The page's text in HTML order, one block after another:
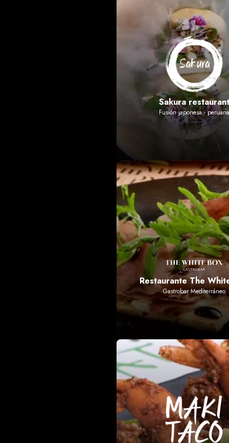
Sakura restaurant
Fusión japonesa - peruana
Restaurante The
Gastrobar Mediterráneo